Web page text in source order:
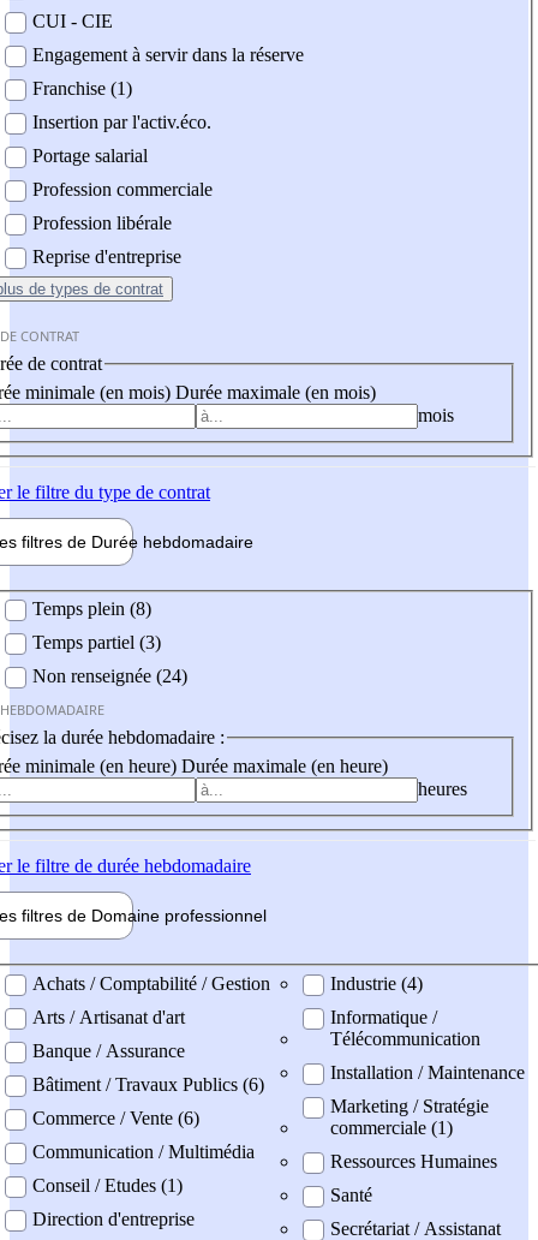
CUI - CIE
Engagement à servir dans la réserve
Franchise (1)
Insertion par l'activ.éco.
Portage salarial
Profession commerciale
Profession libérale
Reprise d'entreprise
de types de contrat
CONTRAT
de contrat
minimale (en mois) Durée maximale (en mois)
mois
le filtre du type de contrat
filtres de Durée hebdomadaire
Temps plein (8)
Temps partiel (3)
Non renseignée (24)
la durée hebdomadaire :
minimale (en heure) Durée maximale (en heure)
heures
le filtre de durée hebdomadaire
filtres de Domaine professionnel
professionel
Achats / Comptabilité / Gestion
Arts / Artisanat d'art
Banque / Assurance
Bâtiment / Travaux Publics (6)
Commerce / Vente (6)
Communication / Multimédia
Conseil / Etudes (1)
Direction d'entreprise
Industrie (4)
Informatique /
Télécommunication
Installation / Maintenance
Marketing / Stratégie
commerciale (1)
Ressources Humaines
Santé
Secrétariat / Assistanat